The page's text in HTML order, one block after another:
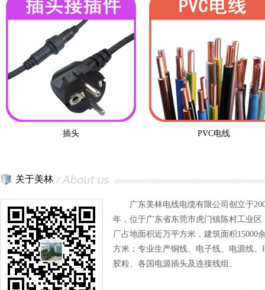
插头 PVC电线
关于美林
广东美林电线电缆有限公司创立于
年，位于广东省东莞市虎门镇陈村工业区
厂占地面积近万平方米，建筑面积15000
方米；专业生产铜线、电子线、电源线、
胶粒、各国电源插头及连接线组。